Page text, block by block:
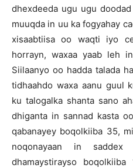
dhexdeeda ugu ugu
muuqda in uu ka fogyahay
xisaabtiisa oo waqti iyo
horrayn, waxaa yaab leh
Siilaanyo oo hadda talada
tidhaahdo waxa aanu guul
ku talogalka shanta sano
dhiganta in sannad kasta
qabanayey boqolkiiba 35,
noqonayaan in
dhamaystirayso